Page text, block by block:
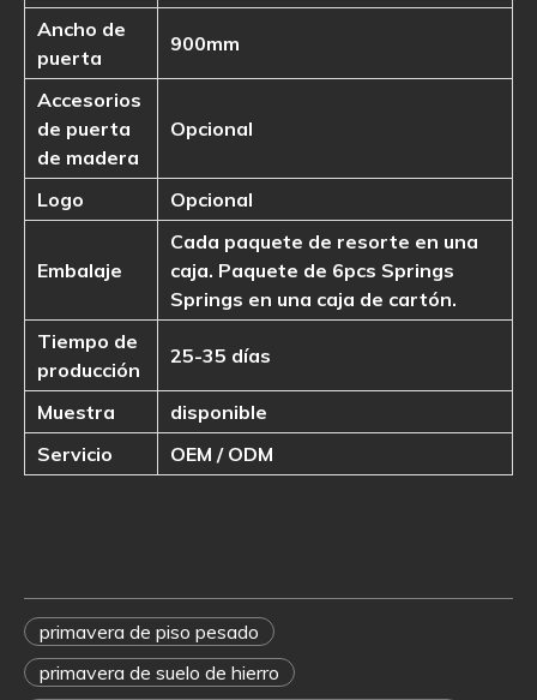
Ancho de
puerta
900mm
Accesorios
de puerta
de madera
Opcional
Logo Opcional
Embalaje
Cada paquete de resorte en una
caja. Paquete de 6pcs Springs
Springs en una caja de cartón.
Tiempo de
producción
25-35 días
Muestra
disponible
Servicio
OEM / ODM
primavera de piso pesado
primavera de suelo de hierro